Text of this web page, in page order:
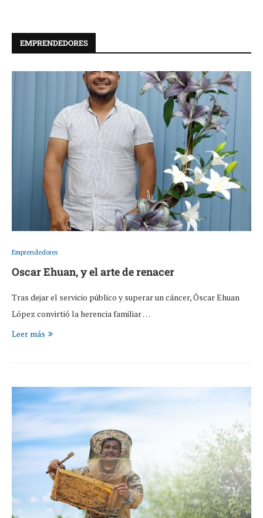
EMPRENDEDORES
Emprendedores
Oscar Ehuan, y el arte de renacer
Tras dejar el servicio público y superar un cáncer, Óscar Ehuan
López convirtió la herencia familiar …
Leer más